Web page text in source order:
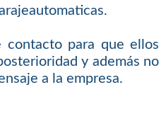
para que ellos
y además no
a la empresa.